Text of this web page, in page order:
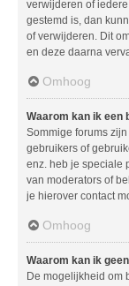
verwijderen of
gestemd is, dan
of verwijderen. Dit
en deze daarna
Omhoog
Waarom kan ik een
Sommige forums
gebruikers of
enz. heb je speciale
van moderators of
je hierover contact
Omhoog
Waarom kan ik
De mogelijkheid om